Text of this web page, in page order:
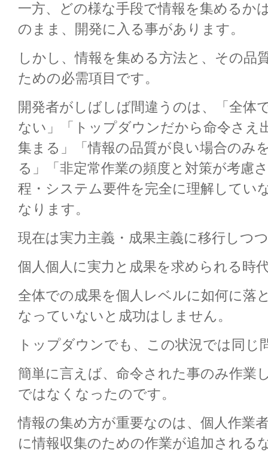
一方、どの様な手段で情報を集めるか
のまま、開発に入る事があります。
しかし、情報を集める方法と、その品
ための必需項目です。
開発者がしばしば間違うのは、「全体
ない」「トップダウンだから命令さえ
集まる」「情報の品質が良い場合のみ
る」「非定常作業の頻度と対策が考慮
程・システム要件を完全に理解してい
なります。
現在は実力主義・成果主義に移行しつ
個人個人に実力と成果を求められる時
全体での成果を個人レベルに如何に落
なっていないと成功はしません。
トップダウンでも、この状況では同じ
簡単に言えば、命令された事のみ作業
ではなくなったのです。
情報の集め方が重要なのは、個人作業
に情報収集のための作業が追加される